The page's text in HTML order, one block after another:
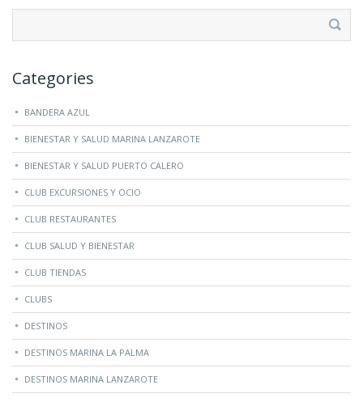
Categories
BANDERA AZUL
BIENESTAR Y SALUD MARINA LANZAROTE
BIENESTAR Y SALUD PUERTO CALERO
CLUB EXCURSIONES Y OCIO
CLUB RESTAURANTES
CLUB SALUD Y BIENESTAR
CLUB TIENDAS
CLUBS
DESTINOS
DESTINOS MARINA LA PALMA
DESTINOS MARINA LANZAROTE